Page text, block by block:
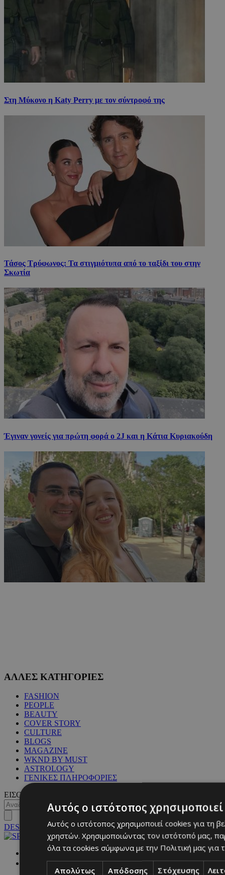
Στη Μύκονο η Katy Perry με τον σύντροφό της
Τάσος Τρύφωνος: Τα στιγμιότυπα από το ταξίδι του στην
Σκωτία
Έγιναν γονείς για πρώτη φορά ο 2J και η Κάτια Κυριακούδη
ΑΛΛΕΣ ΚΑΤΗΓΟΡΙΕΣ
FASHION
PEOPLE
BEAUTY
COVER STORY
CULTURE
BLOGS
MAGAZINE
WKND BY MUST
ASTROLOGY
ΓΕΝΙΚΕΣ ΠΛΗΡΟΦΟΡΙΕΣ
ΕΙΣΟΔΟΣ
DESKTOP
NETWORK:
Αυτός ο ιστότοπος
Αυτός ο ιστότοπος χρησιμοποιεί cookies για τη
χρηστών. Χρησιμοποιώντας τον ιστότοπό μας,
όλα τα cookies σύμφωνα με την Πολιτική μας για
Απολύτως
Απόδοσης Στόχευσης